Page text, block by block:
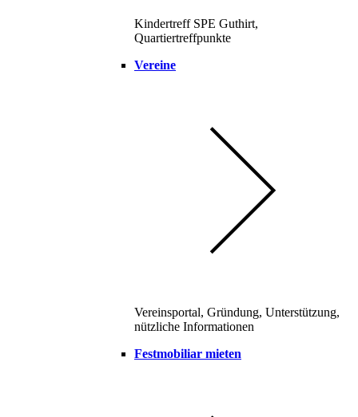
Kindertreff SPE Guthirt,
Quartiertreffpunkte
Vereine
Vereinsportal, Gründung, Unterstützung,
nützliche Informationen
Festmobiliar mieten